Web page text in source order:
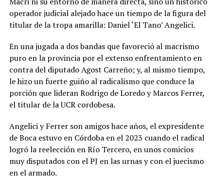
operador judicial alejado hace un tiempo de la figura del
titular de la tropa amarilla: Daniel ‘El Tano’ Angelici.
En una jugada a dos bandas que favoreció al macrismo
puro en la provincia por el extenso enfrentamiento en
contra del diputado Agost Carreño; y, al mismo tiempo,
le hizo un fuerte guiño al radicalismo que conduce la
porción que lideran Rodrigo de Loredo y Marcos Ferrer,
el titular de la UCR cordobesa.
Angelici y Ferrer son amigos hace años, el expresidente
de Boca estuvo en Córdoba en el 2023 cuando el radical
logró la reelección en Río Tercero, en unos comicios
muy disputados con el PJ en las urnas y con el juecismo
en el armado.